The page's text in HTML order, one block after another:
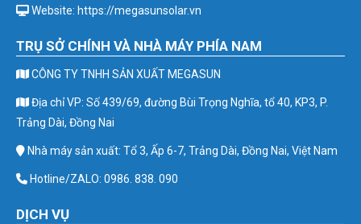
Website: https://megasunsolar.vn
TRỤ SỞ CHÍNH VÀ NHÀ MÁY PHÍA NAM
CÔNG TY TNHH SẢN XUẤT MEGASUN
Địa chỉ VP: Số 439/69, đường Bùi Trọng Nghĩa, tổ 40, KP3, P.
Trảng Dài, Đồng Nai
Nhà máy sản xuất: Tổ 3, Ấp 6-7, Trảng Dài, Đồng Nai, Việt Nam
Hotline/ZALO: 0986. 838. 090
DỊCH VỤ